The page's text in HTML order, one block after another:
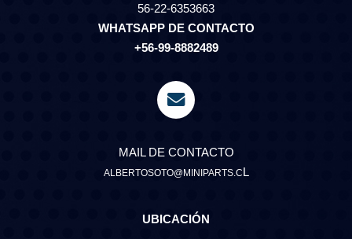
56-22-6353663
WHATSAPP DE CONTACTO
+56-99-8882489
MAIL DE CONTACTO
ALBERTOSOTO@MINIPARTS.CL
UBICACIÓN